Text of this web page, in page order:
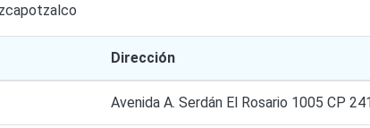
Dirección
Avenida A. Serdán El Rosario 1005 CP